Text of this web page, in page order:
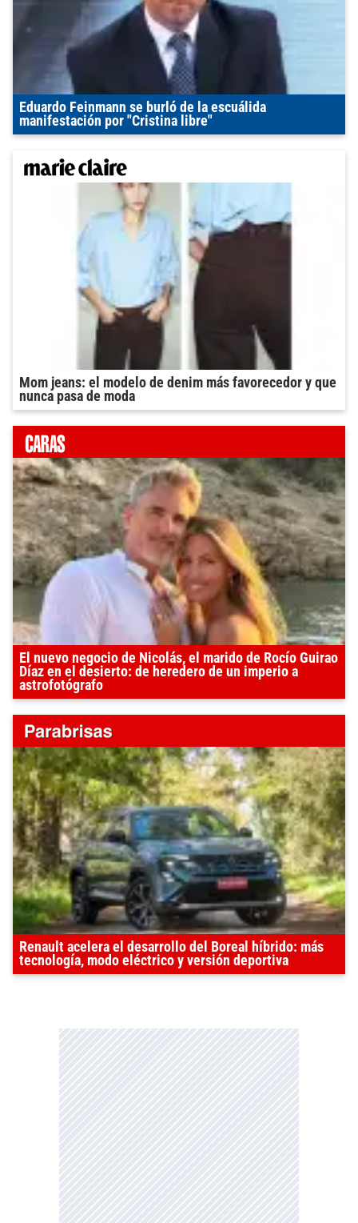
Eduardo Feinmann se burló de la escuálida
manifestación por "Cristina libre"
Mom jeans: el modelo de denim más favorecedor y que
nunca pasa de moda
El nuevo negocio de Nicolás, el marido de Rocío Guirao
Díaz en el desierto: de heredero de un imperio a
astrofotógrafo
Renault acelera el desarrollo del Boreal híbrido: más
tecnología, modo eléctrico y versión deportiva